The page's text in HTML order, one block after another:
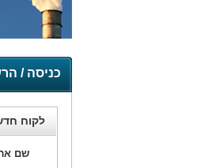
כניסה /
לקוח
שם